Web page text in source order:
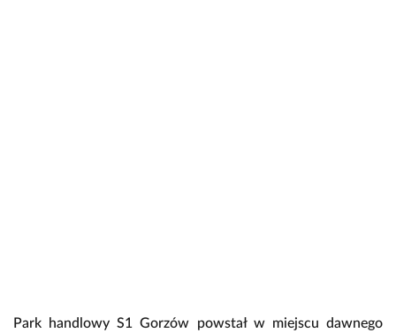
Park handlowy S1 Gorzów powstał w miejscu dawnego